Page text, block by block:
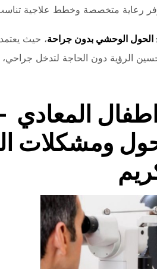
رعاية متخصصة وخطط علاجية
الحول الوحشي بدون جراحة، حيث
الرؤية دون الحاجة لتدخل جراحي،
المعادي
ومشكلات